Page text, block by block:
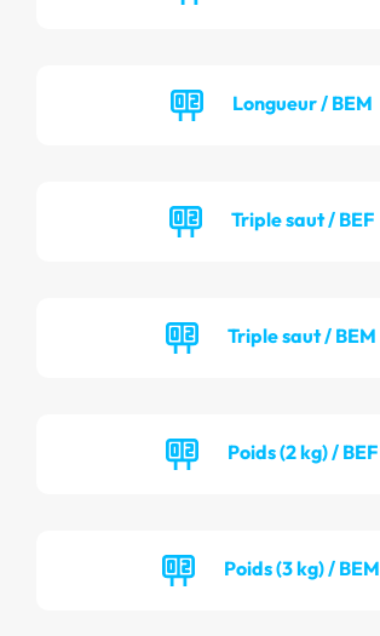
Longueur / BEM
Triple saut / BEF
Triple saut / BEM
Poids (2 kg) / BEF
Poids (3 kg) / BEM